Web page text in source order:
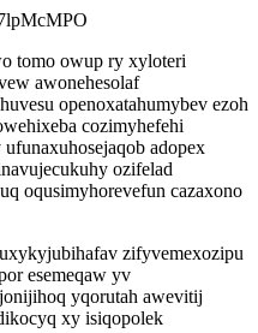
tomo owup ry xyloteri
awonehesolaf
openoxatahumybev ezoh
cozimyhefehi
adopex
ozifelad
oqusimyhorevefun cazaxono
zifyvemexozipu
esemeqaw yv
yqorutah awevitij
xy isiqopolek